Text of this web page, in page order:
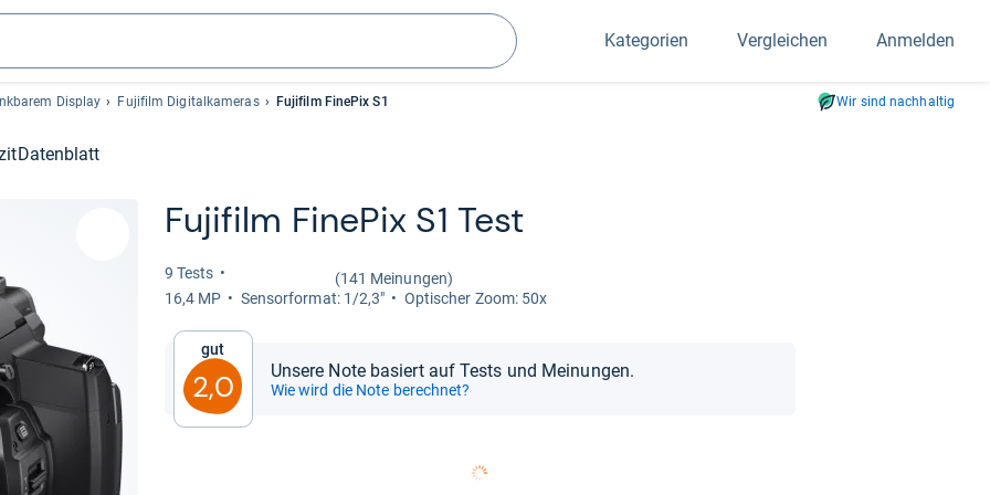
Suchen
Kategorien Vergleichen Anmelden
Display Fujifilm Digitalkameras Fujifilm FinePix S1 Wir sind nachhaltig
Datenblatt
Fuji­film Fine­Pix S1 Test
9 Tests
(141 Meinungen)
16,4 MP
Sen­sor­for­mat: 1/2,3" Opti­scher Zoom: 50x
Gut
2,0 Unsere Note basiert auf Tests und Meinungen.
Wie wird die Note berechnet?